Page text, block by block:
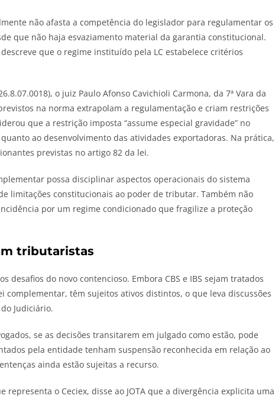
não afasta a competência do legislador para regulamentar os
que não haja esvaziamento material da garantia constitucional.
que o regime instituído pela LC estabelece critérios
o juiz Paulo Afonso Cavichioli Carmona, da 7ª Vara da
na norma extrapolam a regulamentação e criam restrições
que a restrição imposta “assume especial gravidade” no
ao desenvolvimento das atividades exportadoras. Na prática,
previstas no artigo 82 da lei.
possa disciplinar aspectos operacionais do sistema
limitações constitucionais ao poder de tributar. Também não
por um regime condicionado que fragilize a proteção
tributaristas
desafios do novo contencioso. Embora CBS e IBS sejam tratados
complementar, têm sujeitos ativos distintos, o que leva discussões
Judiciário.
se as decisões transitarem em julgado como estão, pode
pela entidade tenham suspensão reconhecida em relação ao
ainda estão sujeitas a recurso.
representa o Ceciex, disse ao JOTA que a divergência explicita uma